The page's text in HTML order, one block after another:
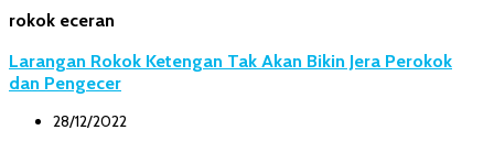
rokok eceran
Larangan Rokok Ketengan Tak Akan Bikin Jera Perokok
dan Pengecer
28/12/2022